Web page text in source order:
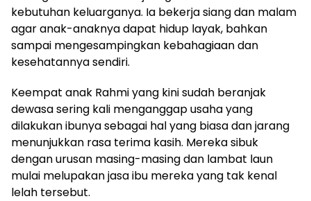
kebutuhan keluarganya. Ia bekerja siang dan malam
agar anak-anaknya dapat hidup layak, bahkan
sampai mengesampingkan kebahagiaan dan
kesehatannya sendiri.
Keempat anak Rahmi yang kini sudah beranjak
dewasa sering kali menganggap usaha yang
dilakukan ibunya sebagai hal yang biasa dan jarang
menunjukkan rasa terima kasih. Mereka sibuk
dengan urusan masing-masing dan lambat laun
mulai melupakan jasa ibu mereka yang tak kenal
lelah tersebut.